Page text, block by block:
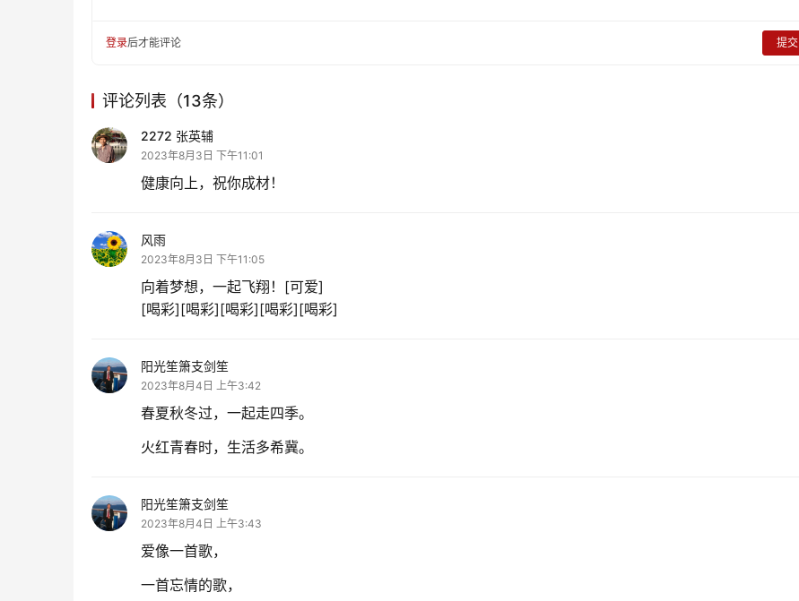
登录后才能评论 提交
评论列表（13条）
2272 张英辅
2023年8月3日 下午11:01
健康向上，祝你成材！
风雨
2023年8月3日 下午11:05
向着梦想，一起飞翔！[可爱]
[喝彩][喝彩][喝彩][喝彩][喝彩]
阳光笙箫支剑笙
2023年8月4日 上午3:42
春夏秋冬过，一起走四季。
火红青春时，生活多希冀。
阳光笙箫支剑笙
2023年8月4日 上午3:43
爱像一首歌，
一首忘情的歌，